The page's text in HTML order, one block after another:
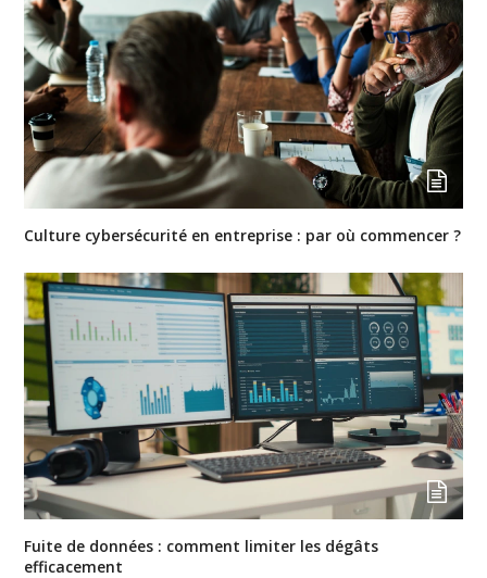
Culture cybersécurité en entreprise : par où commencer ?
Fuite de données : comment limiter les dégâts
efficacement